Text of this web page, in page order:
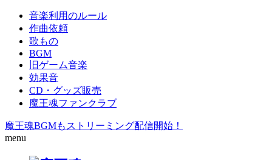
音楽利用のルール
作曲依頼
歌もの
BGM
旧ゲーム音楽
効果音
CD・グッズ販売
魔王魂ファンクラブ
魔王魂BGMもストリーミング配信開始！
menu